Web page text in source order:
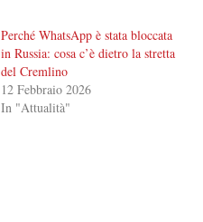
Perché WhatsApp è stata bloccata
in Russia: cosa c’è dietro la stretta
del Cremlino
12 Febbraio 2026
In "Attualità"